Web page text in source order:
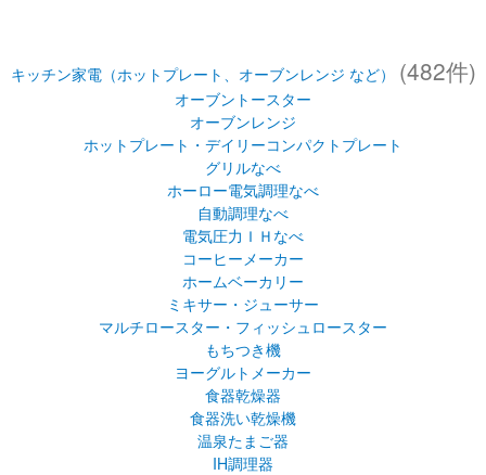
キッチン家電（ホットプレート、オーブンレンジ など） (482件)
オーブントースター
オーブンレンジ
ホットプレート・デイリーコンパクトプレート
グリルなべ
ホーロー電気調理なべ
自動調理なべ
電気圧力ＩＨなべ
コーヒーメーカー
ホームベーカリー
ミキサー・ジューサー
マルチロースター・フィッシュロースター
もちつき機
ヨーグルトメーカー
食器乾燥器
食器洗い乾燥機
温泉たまご器
IH調理器